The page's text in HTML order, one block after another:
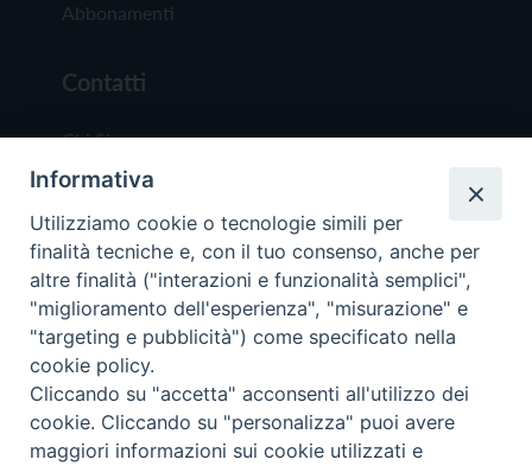
Abbonamenti
Contatti
Chi Siamo
Redazione
Scrivici
Copyright © 2019 - Tutti i diritti riservati - Vita
Trentina Editrice
Informativa
Utilizziamo cookie o tecnologie simili per
finalità tecniche e, con il tuo consenso, anche per
altre finalità ("interazioni e funzionalità semplici",
"miglioramento dell'esperienza", "misurazione" e
"targeting e pubblicità") come specificato nella
cookie policy.
Cliccando su "accetta" acconsenti all'utilizzo dei
cookie. Cliccando su "personalizza" puoi avere
maggiori informazioni sui cookie utilizzati e